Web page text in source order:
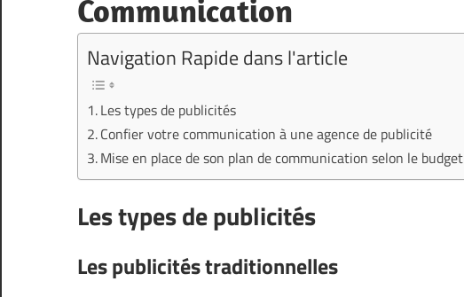
Communication
Navigation Rapide dans l'article
Les types de publicités
Confier votre communication à une agence de publicité
Mise en place de son plan de communication selon le budget
Les types de publicités
Les publicités traditionnelles